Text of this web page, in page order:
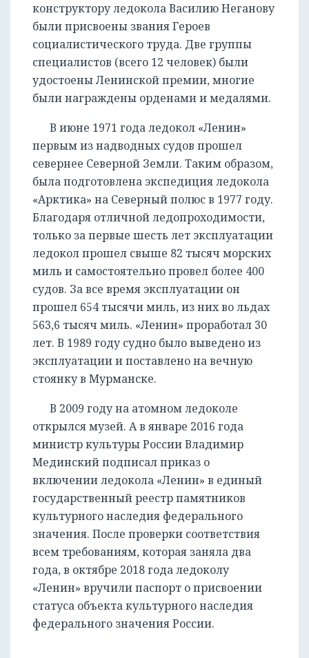
конструктору ледокола Василию Неганову
были присвоены звания Героев
социалистического труда. Две группы
специалистов (всего 12 человек) были
удостоены Ленинской премии, многие
были награждены орденами и медалями.
В июне 1971 года ледокол «Ленин»
первым из надводных судов прошел
севернее Северной Земли. Таким образом,
была подготовлена экспедиция ледокола
«Арктика» на Северный полюс в 1977 году.
Благодаря отличной ледопроходимости,
только за первые шесть лет эксплуатации
ледокол прошел свыше 82 тысяч морских
миль и самостоятельно провел более 400
судов. За все время эксплуатации он
прошел 654 тысячи миль, из них во льдах
563,6 тысяч миль. «Ленин» проработал 30
лет. В 1989 году судно было выведено из
эксплуатации и поставлено на вечную
стоянку в Мурманске.
В 2009 году на атомном ледоколе
открылся музей. А в январе 2016 года
министр культуры России Владимир
Мединский подписал приказ о
включении ледокола «Ленин» в единый
государственный реестр памятников
культурного наследия федерального
значения. После проверки соответствия
всем требованиям, которая заняла два
года, в октябре 2018 года ледоколу
«Ленин» вручили паспорт о присвоении
статуса объекта культурного наследия
федерального значения России.